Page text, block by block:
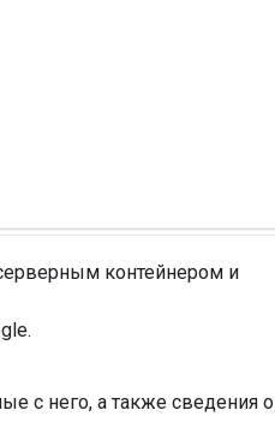
контейнером и
с него, а также сведения о